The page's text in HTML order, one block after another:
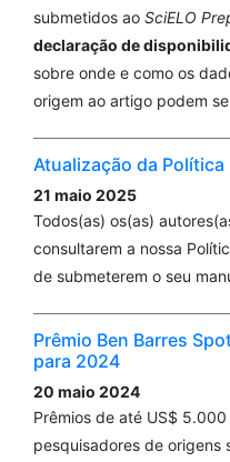
submetidos ao SciELO
declaração de
sobre onde e como os
origem ao artigo podem
Atualização da Política
21 maio 2025
Todos(as) os(as)
consultarem a nossa
de submeterem o seu
Prêmio Ben Barres
para 2024
20 maio 2024
Prêmios de até US$
pesquisadores de origens